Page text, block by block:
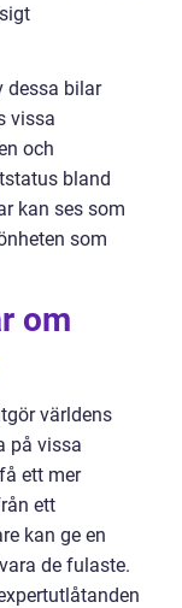
dessa bilar
vissa
och
bland
kan ses som
som
om
världens
på vissa
ett mer
ett
kan ge en
de fulaste.